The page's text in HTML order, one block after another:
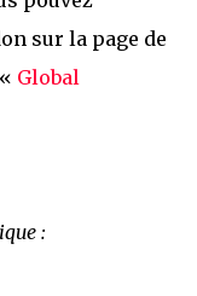
sur la page de
Global
: